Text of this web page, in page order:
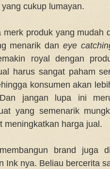
cukup lumayan.
merk produk yang mudah
menarik dan eye
royal dengan
harus sangat paham
konsumen akan
jangan lupa ini
yang semenarik
meningkatkan harga jual.
brand juga
Ink nya. Beliau bercerita